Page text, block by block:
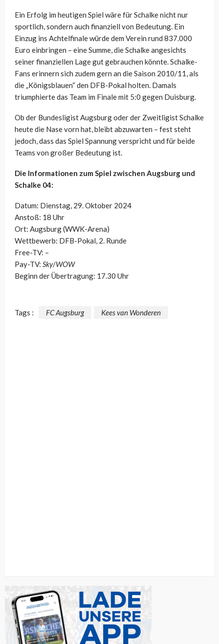
Ein Erfolg im heutigen Spiel wäre für Schalke nicht nur
sportlich, sondern auch finanziell von Bedeutung. Ein
Einzug ins Achtelfinale würde dem Verein rund 837.000
Euro einbringen – eine Summe, die Schalke angesichts
seiner finanziellen Lage gut gebrauchen könnte. Schalke-
Fans erinnern sich zudem gern an die Saison 2010/11, als
die „Königsblauen“ den DFB-Pokal holten. Damals
triumphierte das Team im Finale mit 5:0 gegen Duisburg.
Ob der Bundesligist Augsburg oder der Zweitligist Schalke
heute die Nase vorn hat, bleibt abzuwarten – fest steht
jedoch, dass das Spiel Spannung verspricht und für beide
Teams von großer Bedeutung ist.
Die Informationen zum Spiel zwischen Augsburg und
Schalke 04:
Datum: Dienstag, 29. Oktober 2024
Anstoß: 18 Uhr
Ort: Augsburg (WWK-Arena)
Wettbewerb: DFB-Pokal, 2. Runde
Free-TV: –
Pay-TV: Sky/WOW
Beginn der Übertragung: 17.30 Uhr
Tags : FC Augsburg Kees van Wonderen